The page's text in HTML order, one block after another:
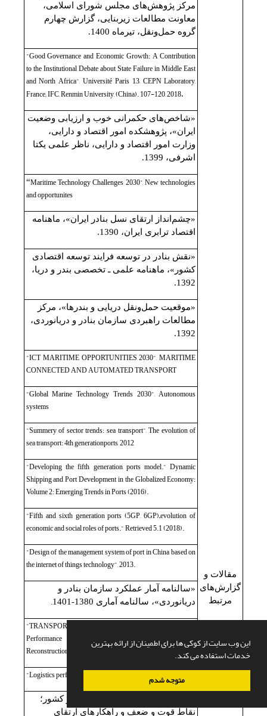
این وب سایت از کوکی ها برای اطمینان از ارائه بهترین
خدمات استفاده می کند.
متوجه شدم
مقالات و
گزارش‌های
مرتبط
مرکز پژوهش‌های مجلس شورای اسلامی،
معاونت مطالعات زیربنایی، گزارش چهارم
گروه حمل‌ونقل، تیرماه 1400.
"Good Governance and Economic Growth: A Contribution
to the Institutional Debate about State Failure in Middle East
and North Africa", Université Paris 13, CEPN Laboratory,
France; IFC, Renmin University, (China). 107-120, 2018.
«شاخص‌های حکمرانی خوب و ارزیابی وضعیت
ایران»، پژوهشکده امور اقتصاد و دارایی،
وزارت امور اقتصاد و دارایی، ناظر علمی یکتا
اشرفی، 1399.
“Maritime Technology Challenges 2030”, New technologies
and opportunites
«چشم‌انداز ارتقای نسل بنادر ایران»، ماهنامه
اقتصاد ترابری ایران، 1390.
«نقش بنادر در توسعه فرایند توسعه اقتصادی
کشور»، ماهنامه علمی ـ تخصصی بندر و دریا،
1392.
«موقعیت حمل‌ونقل دریایی و بندرها»، مرکز
مطالعات راهبردی سازمان بنادر و دریانوردی،
1392.
"ICT MARITIME OPPORTUNITIES 2030", MARITIME
CONNECTED AND AUTOMATED TRANSPORT
"Global Marine Technology Trends 2030", Autonomous
systems
"Summery of sector trends: sea transport", The evolution of
sea transport: 4th generationports, 2012
"Developing the fifth generation ports model." Dynamic
Shipping and Port Development in the Globalized Economy:
Volume 2: Emerging Trends in Ports (2016).
"Fifth and sixth generation ports (5GP, 6GP)–evolution of
economic and social roles of ports." Retrieved 5.1 (2018).
"Design of the management system of port in China based on
the internet of things technology", 2013.
«سالنامه آمار عملکرد سازمان بنادر و
دریانوردی»، سالنامه آماری 1380-1401
.
"TRANSPORT GLOBAL PRACTICE" , The Container Port
Performance index 2021, 2022 International Bank for
Reconstruction and Development.
"Logistics performance index", worldbank.org, 2018.
«نگاهی به روند طرح‌های جامع بنادر کشور؛
نقاط قوت و ضعف و راهکارهای ارتقای